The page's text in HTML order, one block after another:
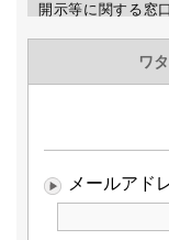
開示等に関する窓
7.個人情報を入力
個人情報の提供は
場合がありますの
クッキーやウェブ
に認識できない
ん。